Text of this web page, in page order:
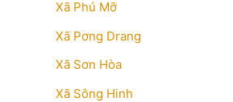
Xã Phú Mỡ
Xã Pơng Drang
Xã Sơn Hòa
Xã Sông Hinh